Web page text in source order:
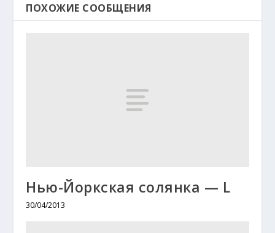
ПОХОЖИЕ СООБЩЕНИЯ
Нью-Йоркская солянка — L
30/04/2013